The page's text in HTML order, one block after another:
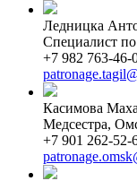
Ледницка
Специалист
+7 982 763-46-
Касимова
Медсестра,
+7 901 262-52-